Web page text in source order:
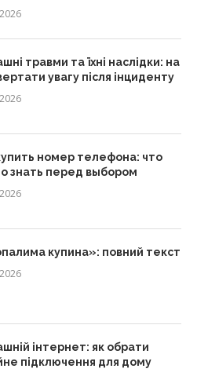
травми та їхні наслідки: на
увагу після інциденту
номер телефона: что
знать перед выбором
купина»: повний текст
інтернет: як обрати
підключення для дому